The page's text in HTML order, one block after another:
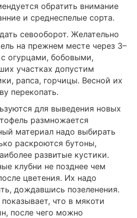
обратить внимание
и среднеспелые сорта.
севооборот. Желательно
на прежнем месте через 3–
огурцами, бобовыми,
участках допустим
рапса, горчицы. Весной их
перекопать.
для выведения новых
размножается
материал надо выбирать
раскроются бутоны,
развитые кустики.
клубни не позднее чем
цветения. Их надо
дождавшись позеленения.
что в мякоти
после чего можно